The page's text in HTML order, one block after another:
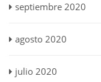
septiembre 2020
agosto 2020
julio 2020